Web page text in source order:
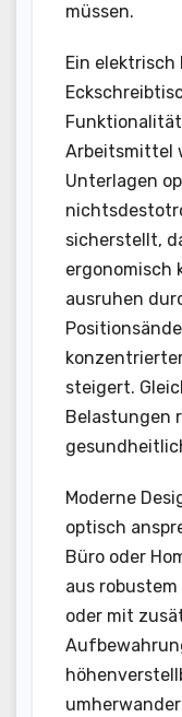
müssen.
Ein
Arbeitsmittel
Unterlagen
sicherstellt,
ergonomisch
ausruhen
steigert.
Belastungen
Moderne
optisch
Büro oder
aus
oder mit